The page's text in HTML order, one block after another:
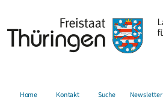
Home Kontakt Suche Newsletter